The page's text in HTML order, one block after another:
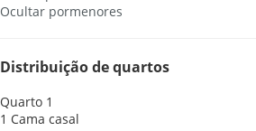
Ocultar pormenores
Distribuição de quartos
Quarto 1
1 Cama casal